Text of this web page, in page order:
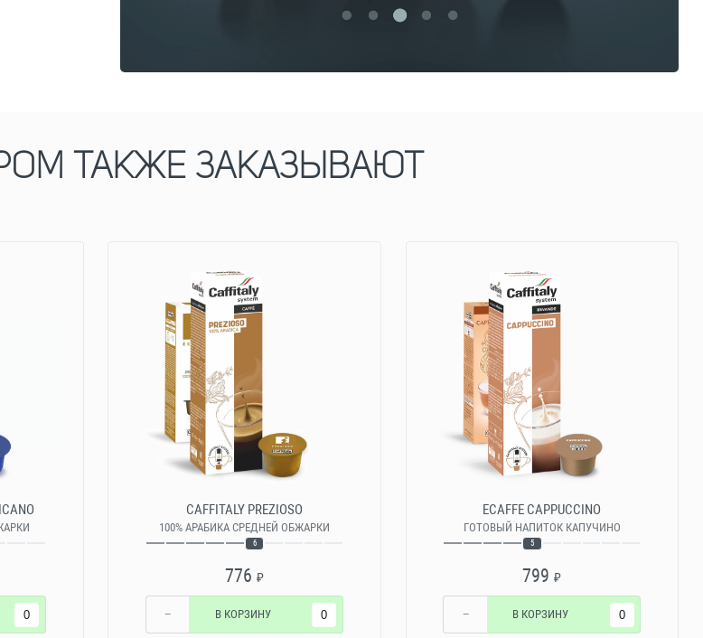
ТАКЖЕ ЗАКАЗЫВАЮТ
CAFFITALY PREZIOSO
100% АРАБИКА СРЕДНЕЙ ОБЖАРКИ
6
776₽
− В КОРЗИНУ
ECAFFE CAPPUCCINO
ГОТОВЫЙ НАПИТОК КАПУЧИНО
5
799₽
− В КОРЗИНУ